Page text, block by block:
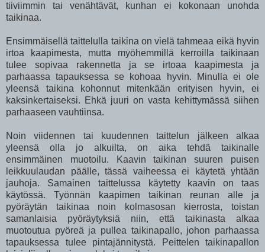
tiiviimmin tai venähtävät, kunhan ei kokonaan unohda
taikinaa.
Ensimmäisellä taittelulla taikina on vielä tahmeaa eikä hyvin
irtoa kaapimesta, mutta myöhemmillä kerroilla taikinaan
tulee sopivaa rakennetta ja se irtoaa kaapimesta ja
parhaassa tapauksessa se kohoaa hyvin. Minulla ei ole
yleensä taikina kohonnut mitenkään erityisen hyvin, ei
kaksinkertaiseksi. Ehkä juuri on vasta kehittymässä siihen
parhaaseen vauhtiinsa.
Noin viidennen tai kuudennen taittelun jälkeen alkaa
yleensä olla jo alkuilta, on aika tehdä taikinalle
ensimmäinen muotoilu. Kaavin taikinan suuren puisen
leikkuulaudan päälle, tässä vaiheessa ei käytetä yhtään
jauhoja. Samainen taittelussa käytetty kaavin on taas
käytössä. Työnnän kaapimen taikinan reunan alle ja
pyöräytän taikinaa noin kolmasosan kierrosta, toistan
samanlaisia pyöräytyksiä niin, että taikinasta alkaa
muotoutua pyöreä ja pullea taikinapallo, johon parhaassa
tapauksessa tulee pintajännitystä. Peittelen taikinapallon